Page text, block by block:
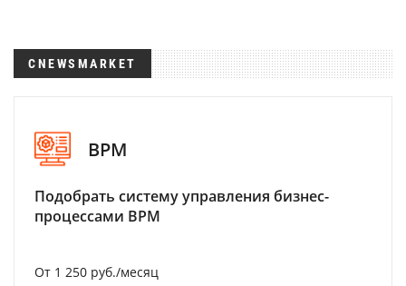
CNEWSMARKET
BPM
Подобрать систему управления бизнес-
процессами BPM
От 1 250 руб./месяц